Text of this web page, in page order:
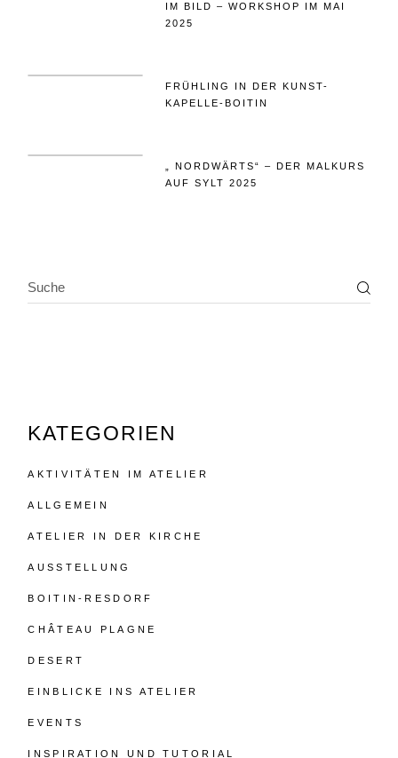
IM BILD – WORKSHOP IM MAI
2025
FRÜHLING IN DER KUNST-
KAPELLE-BOITIN
„ NORDWÄRTS“ – DER MALKURS
AUF SYLT 2025
KATEGORIEN
AKTIVITÄTEN IM ATELIER
ALLGEMEIN
ATELIER IN DER KIRCHE
AUSSTELLUNG
BOITIN-RESDORF
CHÂTEAU PLAGNE
DESERT
EINBLICKE INS ATELIER
EVENTS
INSPIRATION UND TUTORIAL